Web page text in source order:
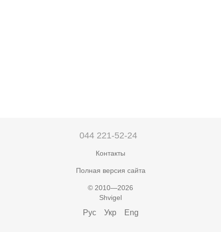
044 221-52-24
Контакты
Полная версия сайта
© 2010—2026
Shvigel
Рус Укр Eng